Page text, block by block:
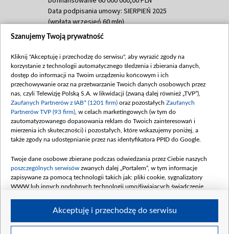
Data podpisania umowy: SIERPIEŃ 2025
(wpłata wrzesień 60 mln)
Dofinansowanie 635 783 051,21 PLN
(wpłata wrzesień 100 mln, październik 350
mln, listopad 265 mln)
Dofinansowanie 48 862 000,00 PLN
Data podpisania umowy: GRUDZIEŃ 2025
(wpłata grudzień 60,548 mln)
Dofinansowanie 900 000 000,00 PLN
Data podpisania umowy: LUTY 2026 (wpłata
kwiecień 180 mln, 7 maja 180 mln, 8
czerwca 90 mln)
Dofinansowanie 250 000 000,00 PLN
4 sierpnia 250 mln
Szanujemy Twoją prywatność
Kliknij "Akceptuję i przechodzę do serwisu", aby wyrazić zgody na
korzystanie z technologii automatycznego śledzenia i zbierania danych,
dostęp do informacji na Twoim urządzeniu końcowym i ich
przechowywanie oraz na przetwarzanie Twoich danych osobowych przez
nas, czyli Telewizję Polską S.A. w likwidacji (zwaną dalej również „TVP”),
Zaufanych Partnerów z IAB* (1201 firm) oraz pozostałych Zaufanych
Partnerów TVP (93 firm) , w celach marketingowych (w tym do
zautomatyzowanego dopasowania reklam do Twoich zainteresowań i
mierzenia ich skuteczności) i pozostałych, które wskazujemy poniżej, a
także zgody na udostępnianie przez nas identyfikatora PPID do Google.
Twoje dane osobowe zbierane podczas odwiedzania przez Ciebie naszych
poszczególnych serwisów zwanych dalej „Portalem”, w tym informacje
zapisywane za pomocą technologii takich jak: pliki cookie, sygnalizatory
WWW lub innych podobnych technologii umożliwiających świadczenie
Akceptuję i przechodzę do serwisu